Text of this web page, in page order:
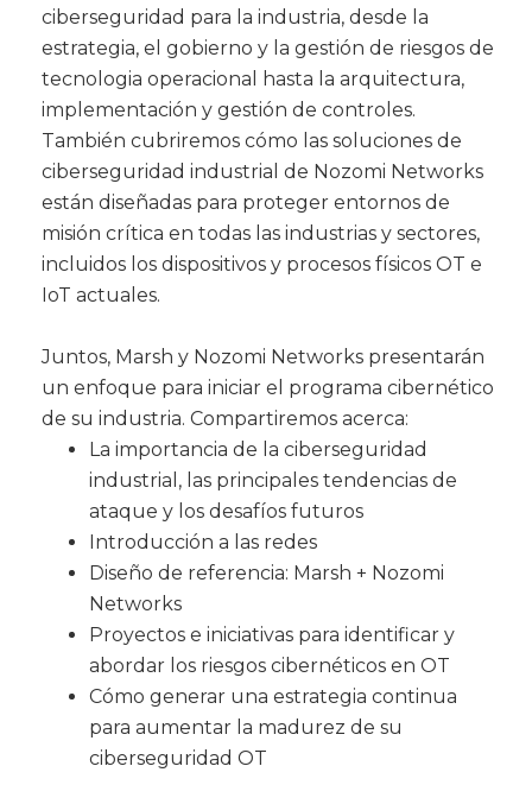
ciberseguridad para la industria, desde la
estrategia, el gobierno y la gestión de riesgos de
tecnologia operacional hasta la arquitectura,
implementación y gestión de controles.
También cubriremos cómo las soluciones de
ciberseguridad industrial de Nozomi Networks
están diseñadas para proteger entornos de
misión crítica en todas las industrias y sectores,
incluidos los dispositivos y procesos físicos OT e
IoT actuales.
Juntos, Marsh y Nozomi Networks presentarán
un enfoque para iniciar el programa cibernético
de su industria. Compartiremos acerca:
La importancia de la ciberseguridad
industrial, las principales tendencias de
ataque y los desafíos futuros
Introducción a las redes
Diseño de referencia: Marsh + Nozomi
Networks
Proyectos e iniciativas para identificar y
abordar los riesgos cibernéticos en OT
Cómo generar una estrategia continua
para aumentar la madurez de su
ciberseguridad OT